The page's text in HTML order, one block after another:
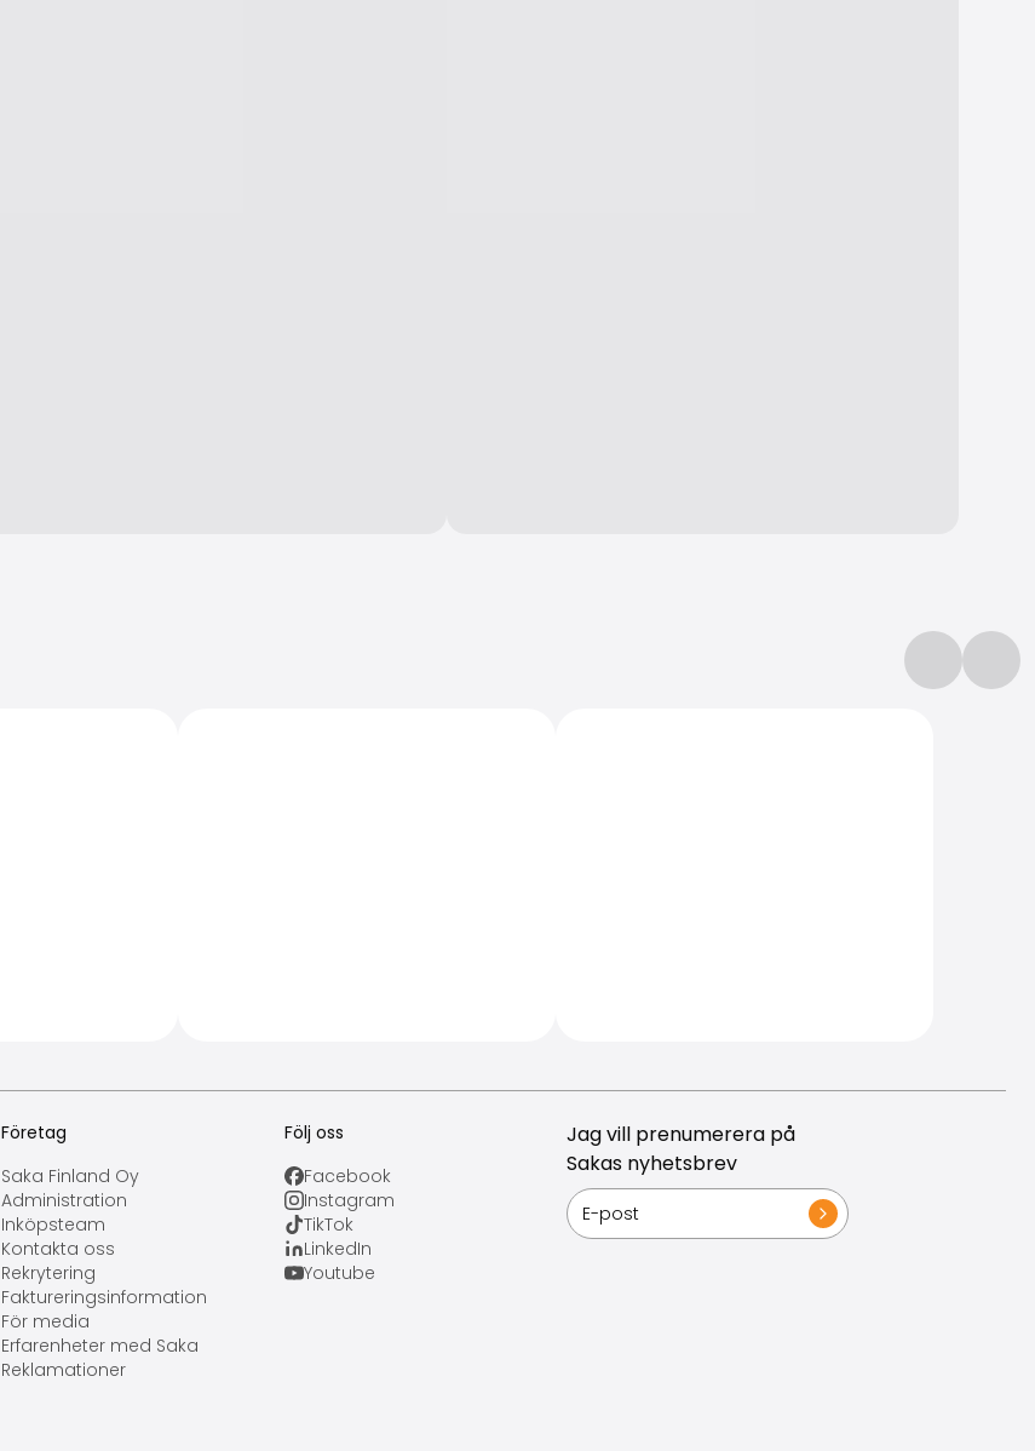
Företag
Saka Finland Oy
Administration
Inköpsteam
Kontakta oss
Rekrytering
Faktureringsinformation
För media
Erfarenheter med Saka
Reklamationer
Följ oss
Facebook
Instagram
TikTok
LinkedIn
Youtube
Jag vill prenumerera på
Sakas nyhetsbrev